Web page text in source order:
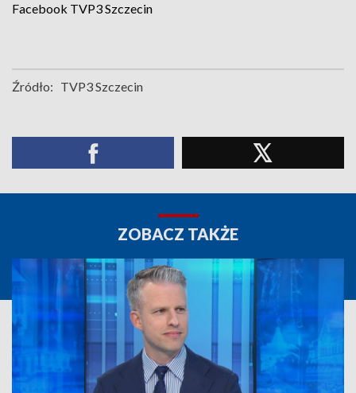
Facebook TVP3 Szczecin
Źródło: TVP3 Szczecin
ZOBACZ TAKŻE